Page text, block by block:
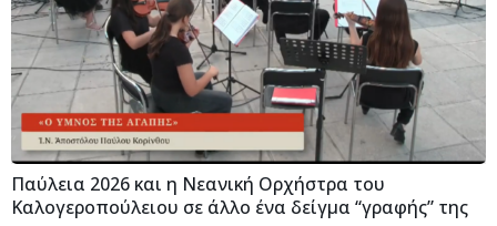
Παύλεια 2026 και η Νεανική Ορχήστρα του
Καλογεροπούλειου σε άλλο ένα δείγμα “γραφής” της